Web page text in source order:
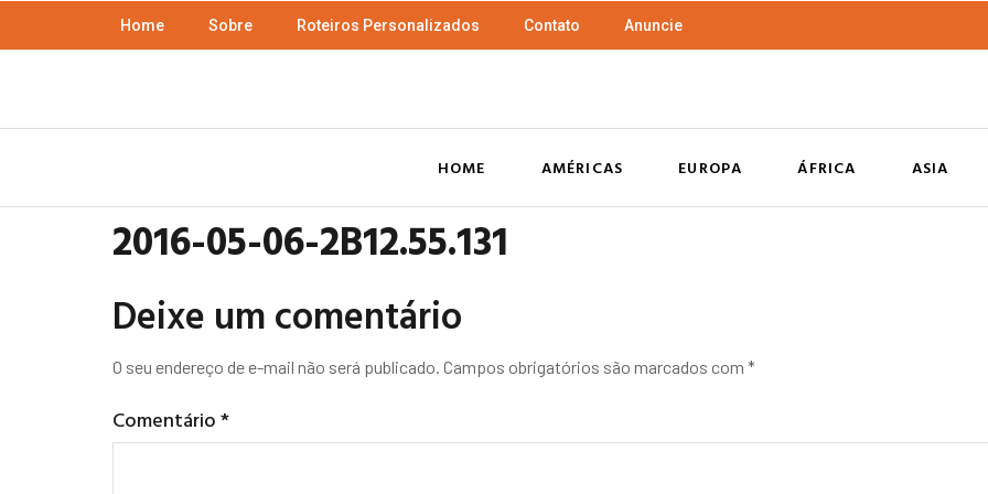
Home Sobre Roteiros Personalizados Contato Anuncie
HOME AMÉRICAS EUROPA ÁFRICA ASIA
2016-05-06-2B12.55.131
Deixe um comentário
O seu endereço de e-mail não será publicado. Campos obrigatórios são marcados com *
Comentário*